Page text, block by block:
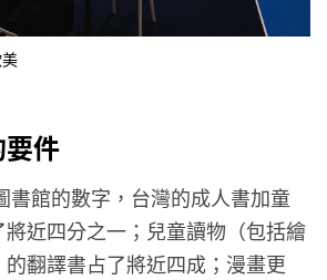
件
書館的數字，台灣的成人書加童
近四分之一；兒童讀物（包括繪
翻譯書占了將近四成；漫畫更